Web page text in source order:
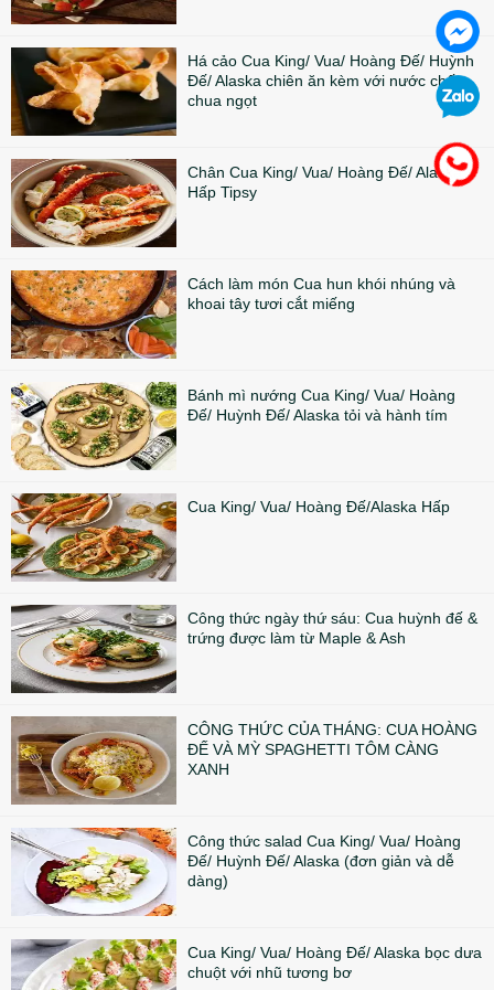
Há cảo Cua King/ Vua/ Hoàng Đế/ Huỳnh
Đế/ Alaska chiên ăn kèm với nước chấm
chua ngọt
Chân Cua King/ Vua/ Hoàng Đế/ Alaska
Hấp Tipsy
Cách làm món Cua hun khói nhúng và
khoai tây tươi cắt miếng
Bánh mì nướng Cua King/ Vua/ Hoàng
Đế/ Huỳnh Đế/ Alaska tỏi và hành tím
Cua King/ Vua/ Hoàng Đế/Alaska Hấp
Công thức ngày thứ sáu: Cua huỳnh đế &
trứng được làm từ Maple & Ash
CÔNG THỨC CỦA THÁNG: CUA HOÀNG
ĐẾ VÀ MỲ SPAGHETTI TÔM CÀNG
XANH
Công thức salad Cua King/ Vua/ Hoàng
Đế/ Huỳnh Đế/ Alaska (đơn giản và dễ
dàng)
Cua King/ Vua/ Hoàng Đế/ Alaska bọc dưa
chuột với nhũ tương bơ